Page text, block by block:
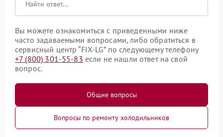
Вы можете ознакомиться с приведенными ниже
часто задаваемыми вопросами, либо обратиться в
сервисный центр “FIX-LG” по следующему телефону
+7 (800) 301-55-83 если не нашли ответ на свой
вопрос.
Общие вопросы
Вопросы по ремонту холодильников